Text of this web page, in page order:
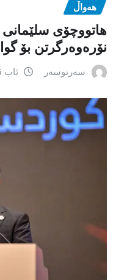
هەواڵ
هاتووچۆی
نۆرەوەرگرتن بۆ
سەرنوسەر ئاب 6, 2026